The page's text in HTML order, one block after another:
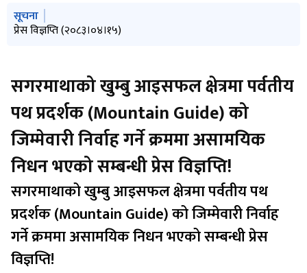
मुख्य नेभिगेसनमा जानुहोस्
सूचना
MOUNTAINEERING IN NEPAL FACTS AND FIGURES 2026
प्रेस विज्ञप्ति (२०८३।०४।१५)
ईजाजत नलिई साहसिक तथा मनोरञ्जनात्मक खेल सञ्चालन नगर्ने सम्बन्धी
विवरण भर्ने बारे अत्यन्त जरुरी सूचना ! (प्रकाशन मिति : २०८३।०३।०२)
साहसिक तथा मनोरञ्जनात्मक खेल सञ्चालन गर्ने प्रयोजनार्थ पेश गर्नुपर्ने
सगरमाथाको खुम्बु आइसफल क्षेत्रमा पर्वतीय
पथ प्रदर्शक (Mountain Guide) को
जिम्मेवारी निर्वाह गर्ने क्रममा असामयिक
निधन भएको सम्बन्धी प्रेस विज्ञप्ति!
सगरमाथाको खुम्बु आइसफल क्षेत्रमा पर्वतीय पथ
प्रदर्शक (Mountain Guide) को जिम्मेवारी निर्वाह
गर्ने क्रममा असामयिक निधन भएको सम्बन्धी प्रेस
विज्ञप्ति!